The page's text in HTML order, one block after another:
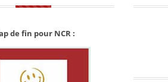
de fin pour NCR :